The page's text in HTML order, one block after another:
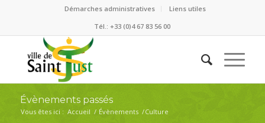
Démarches administratives
Liens utiles
Tél.: +33 (0)4 67 83 56 00
Évènements passés
Vous êtes ici : Accueil / Évènements /Culture